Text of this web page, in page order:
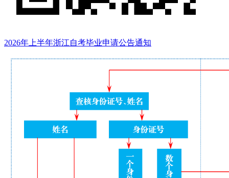
2026年上半年浙江自考毕业申请公告通知